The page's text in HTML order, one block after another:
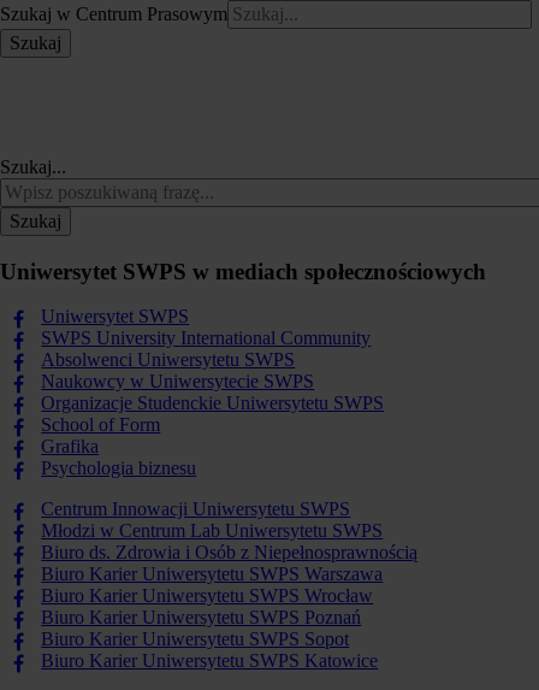
Szukaj w Centrum Prasowym
Szukaj
Szukaj...
Szukaj
Uniwersytet SWPS w mediach społecznościowych
Uniwersytet SWPS
SWPS University International Community
Absolwenci Uniwersytetu SWPS
Naukowcy w Uniwersytecie SWPS
Organizacje Studenckie Uniwersytetu SWPS
School of Form
Grafika
Psychologia biznesu
Centrum Innowacji Uniwersytetu SWPS
Młodzi w Centrum Lab Uniwersytetu SWPS
Biuro ds. Zdrowia i Osób z Niepełnosprawnością
Biuro Karier Uniwersytetu SWPS Warszawa
Biuro Karier Uniwersytetu SWPS Wrocław
Biuro Karier Uniwersytetu SWPS Poznań
Biuro Karier Uniwersytetu SWPS Sopot
Biuro Karier Uniwersytetu SWPS Katowice